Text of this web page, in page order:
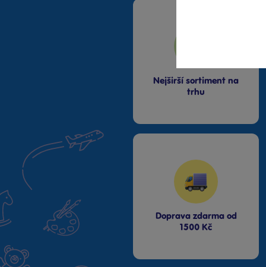
Teplice OC Galerie
Nejširší sortiment na
trhu
Doprava zdarma od
1500 Kč